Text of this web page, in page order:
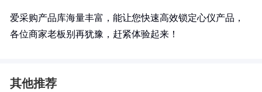
爱采购产品库海量丰富，能让您快速高效锁定心仪产品，
各位商家老板别再犹豫，赶紧体验起来！
其他推荐